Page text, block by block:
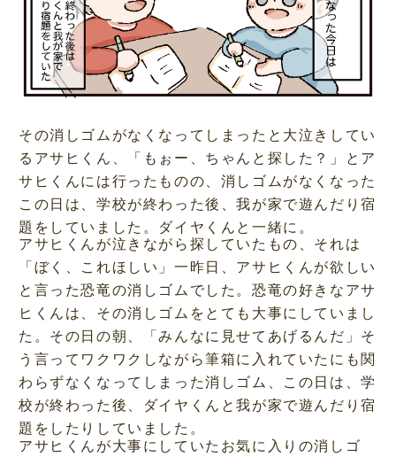
その消しゴムがなくなってしまったと大泣きしてい
るアサヒくん、「もぉー、ちゃんと探した？」とア
サヒくんには行ったものの、消しゴムがなくなった
この日は、学校が終わった後、我が家で遊んだり宿
題をしていました。ダイヤくんと一緒に。
アサヒくんが泣きながら探していたもの、それは
「ぼく、これほしい」一昨日、アサヒくんが欲しい
と言った恐竜の消しゴムでした。恐竜の好きなアサ
ヒくんは、その消しゴムをとても大事にしていまし
た。その日の朝、「みんなに見せてあげるんだ」そ
う言ってワクワクしながら筆箱に入れていたにも関
わらずなくなってしまった消しゴム、この日は、学
校が終わった後、ダイヤくんと我が家で遊んだり宿
題をしたりしていました。
アサヒくんが大事にしていたお気に入りの消しゴ